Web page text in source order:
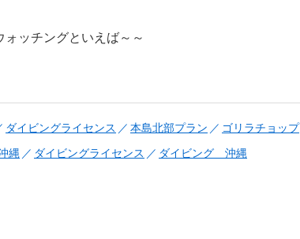
ォッチングといえば～～
ダイビングライセンス 本島北部プラン
ゴリラチョップ
縄 ダイビングライセンス ダイビング 沖縄